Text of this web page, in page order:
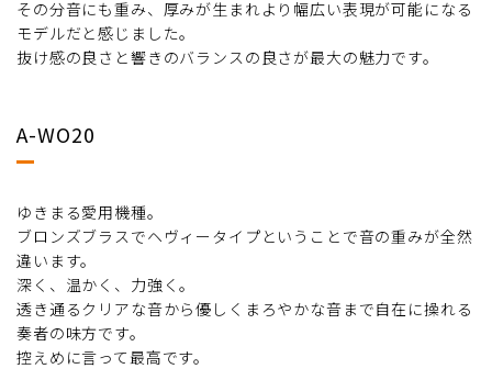
その分音にも重み、厚みが生まれより幅広い表現が可能になる
モデルだと感じました。
抜け感の良さと響きのバランスの良さが最大の魅力です。
A-WO20
ゆきまる愛用機種。
ブロンズブラスでヘヴィータイプということで音の重みが全然
違います。
深く、温かく、力強く。
透き通るクリアな音から優しくまろやかな音まで自在に操れる
奏者の味方です。
控えめに言って最高です。